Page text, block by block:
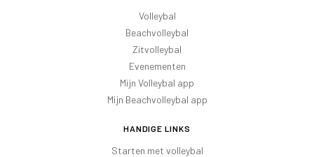
Volleybal
Beachvolleybal
Zitvolleybal
Evenementen
Mijn Volleybal app
Mijn Beachvolleybal app
HANDIGE LINKS
Starten met volleybal